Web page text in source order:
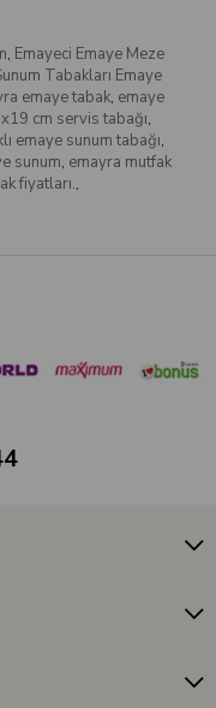
, Emayeci Emaye Meze
Tabakları Emaye
emaye tabak, emaye
cm servis tabağı,
emaye sunum tabağı,
sunum, emayra mutfak
fiyatları.,